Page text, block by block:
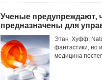
Ученые предупреждают,
предназначены для
Этан Хуфф,
фантастики, но
медицина